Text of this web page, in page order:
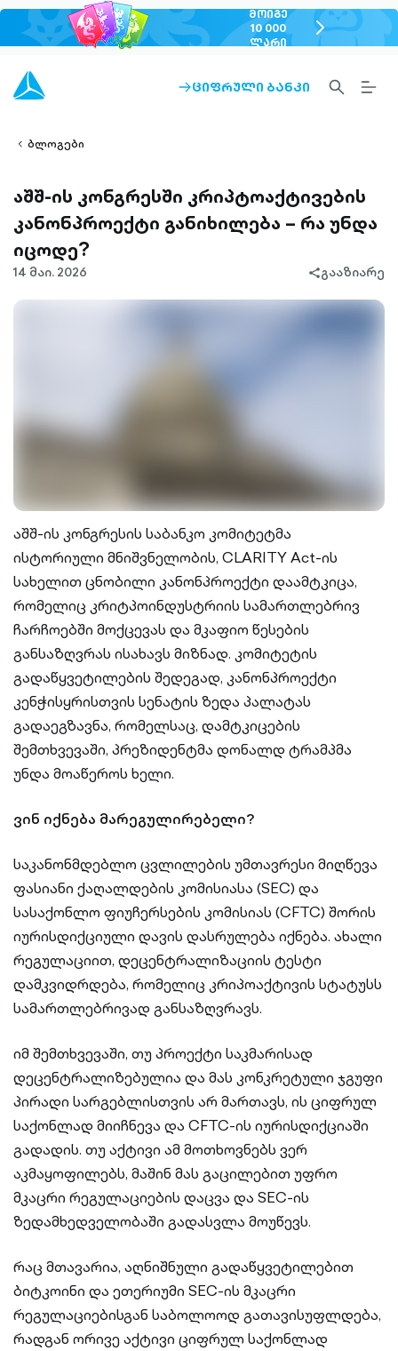
ᲛᲝᲘᲒᲔ
10 000
ᲚᲐᲠᲘ
chevron-
right-
ARROW-
ᲪᲘᲤᲠᲣᲚᲘ ᲑᲐᲜᲙᲘ
SEARCH-
OUTLINED
ბლოგები
აშშ-ის კონგრესში კრიპტოაქტივების
კანონპროექტი განიხილება – რა უნდა
იცოდე?
14 მაი. 2026
share-
გააზიარე
აშშ-ის კონგრესის საბანკო კომიტეტმა
ისტორიული მნიშვნელობის, CLARITY Act-ის
სახელით ცნობილი კანონპროექტი დაამტკიცა,
რომელიც კრიტპოინდუსტრიის სამართლებრივ
ჩარჩოებში მოქცევას და მკაფიო წესების
განსაზღვრას ისახავს მიზნად. კომიტეტის
გადაწყვეტილების შედეგად, კანონპროექტი
კენჭისყრისთვის სენატის ზედა პალატას
გადაეგზავნა, რომელსაც, დამტკიცების
შემთხვევაში, პრეზიდენტმა დონალდ ტრამპმა
უნდა მოაწეროს ხელი.
ვინ იქნება მარეგულირებელი?
საკანონმდებლო ცვლილების უმთავრესი მიღწევა
ფასიანი ქაღალდების კომისიასა (SEC) და
სასაქონლო ფიუჩერსების კომისიას (CFTC) შორის
იურისდიქციული დავის დასრულება იქნება. ახალი
რეგულაციით, დეცენტრალიზაციის ტესტი
დამკვიდრდება, რომელიც კრიპოაქტივის სტატუსს
სამართლებრივად განსაზღვრავს.
იმ შემთხვევაში, თუ პროექტი საკმარისად
დეცენტრალიზებულია და მას კონკრეტული ჯგუფი
პირადი სარგებლისთვის არ მართავს, ის ციფრულ
საქონლად მიიჩნევა და CFTC-ის იურისდიქციაში
გადადის. თუ აქტივი ამ მოთხოვნებს ვერ
აკმაყოფილებს, მაშინ მას გაცილებით უფრო
მკაცრი რეგულაციების დაცვა და SEC-ის
ზედამხედველობაში გადასვლა მოუწევს.
რაც მთავარია, აღნიშნული გადაწყვეტილებით
ბიტკოინი და ეთერიუმი SEC-ის მკაცრი
რეგულაციებისგან საბოლოოდ გათავისუფლდება,
რადგან ორივე აქტივი ციფრულ საქონლად